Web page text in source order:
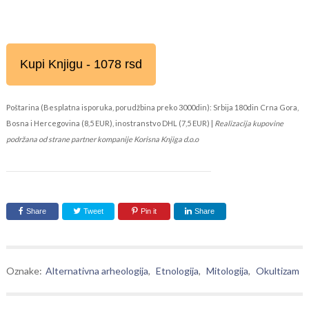
Kupi Knjigu - 1078 rsd
Poštarina (Besplatna isporuka, porudžbina preko 3000din): Srbija 180din Crna Gora,
Bosna i Hercegovina (8,5 EUR), inostranstvo DHL (7,5 EUR) | Realizacija kupovine
podržana od strane partner kompanije Korisna Knjiga d.o.o
Share Tweet Pin it Share
Oznake: Alternativna arheologija, Etnologija, Mitologija, Okultizam